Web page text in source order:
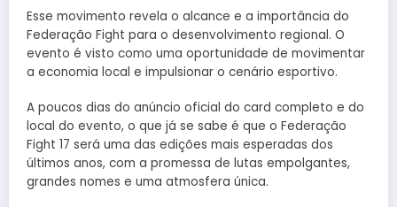
Esse movimento revela o alcance e a importância do
Federação Fight para o desenvolvimento regional. O
evento é visto como uma oportunidade de movimentar
a economia local e impulsionar o cenário esportivo.
A poucos dias do anúncio oficial do card completo e do
local do evento, o que já se sabe é que o Federação
Fight 17 será uma das edições mais esperadas dos
últimos anos, com a promessa de lutas empolgantes,
grandes nomes e uma atmosfera única.